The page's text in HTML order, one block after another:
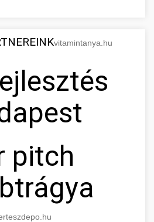
vitamintanya.hu
pitch